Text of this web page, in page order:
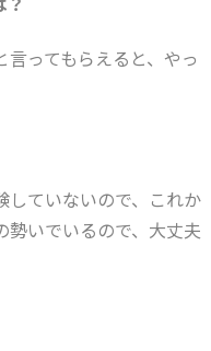
言ってもらえると、やっ
していないので、これか
勢いでいるので、大丈夫